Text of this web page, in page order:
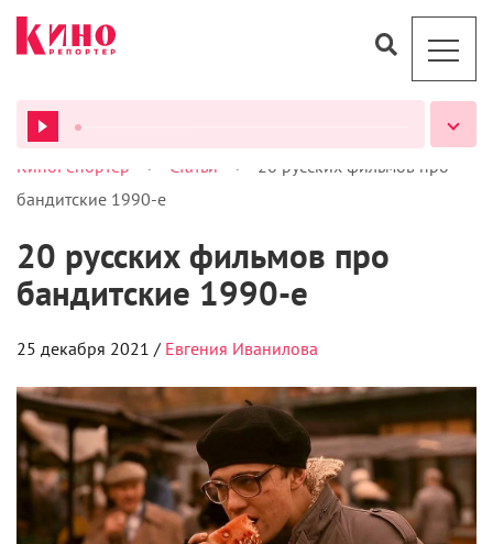
ВСЕ ПОДКАСТЫ
КиноРепортер > Статьи >
20 русских фильмов про
бандитские 1990-е
20 русских фильмов про
бандитские 1990-е
25 декабря 2021 / Евгения Иванилова